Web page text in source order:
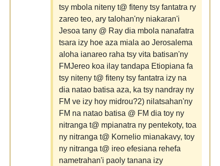
tsy mbola niteny t@ fiteny tsy fantatra ry
zareo teo, ary talohan'ny niakaran'i
Jesoa tany @ Ray dia mbola nanafatra
tsara izy hoe aza miala ao Jerosalema
aloha ianareo raha tsy vita batisan'ny
FMJereo koa ilay tandapa Etiopiana fa
tsy niteny t@ fiteny tsy fantatra izy na
dia natao batisa aza, ka tsy nandray ny
FM ve izy hoy midrou?2) nilatsahan'ny
FM na natao batisa @ FM dia toy ny
nitranga t@ mpianatra ny pentekoty, toa
ny nitranga t@ Kornelio mianakavy, toy
ny nitranga t@ ireo efesiana rehefa
nametrahan'i paoly tanana izy